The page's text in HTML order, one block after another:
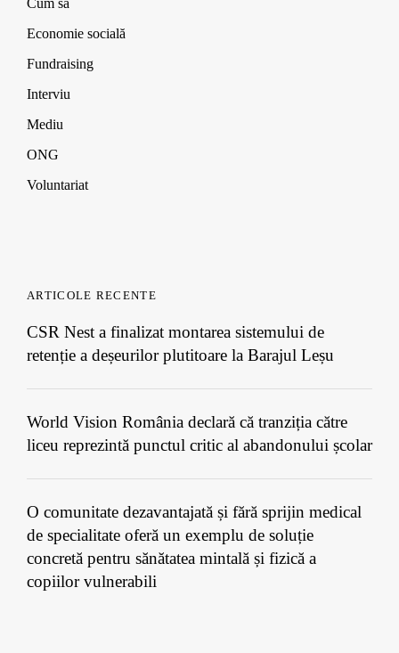
)
Cum să
Economie socială
Fundraising
Interviu
Mediu
ONG
Voluntariat
ARTICOLE RECENTE
CSR Nest a finalizat montarea sistemului de
retenție a deșeurilor plutitoare la Barajul Leșu
World Vision România declară că tranziția către
liceu reprezintă punctul critic al abandonului școlar
O comunitate dezavantajată și fără sprijin medical
de specialitate oferă un exemplu de soluție
concretă pentru sănătatea mintală și fizică a
copiilor vulnerabili